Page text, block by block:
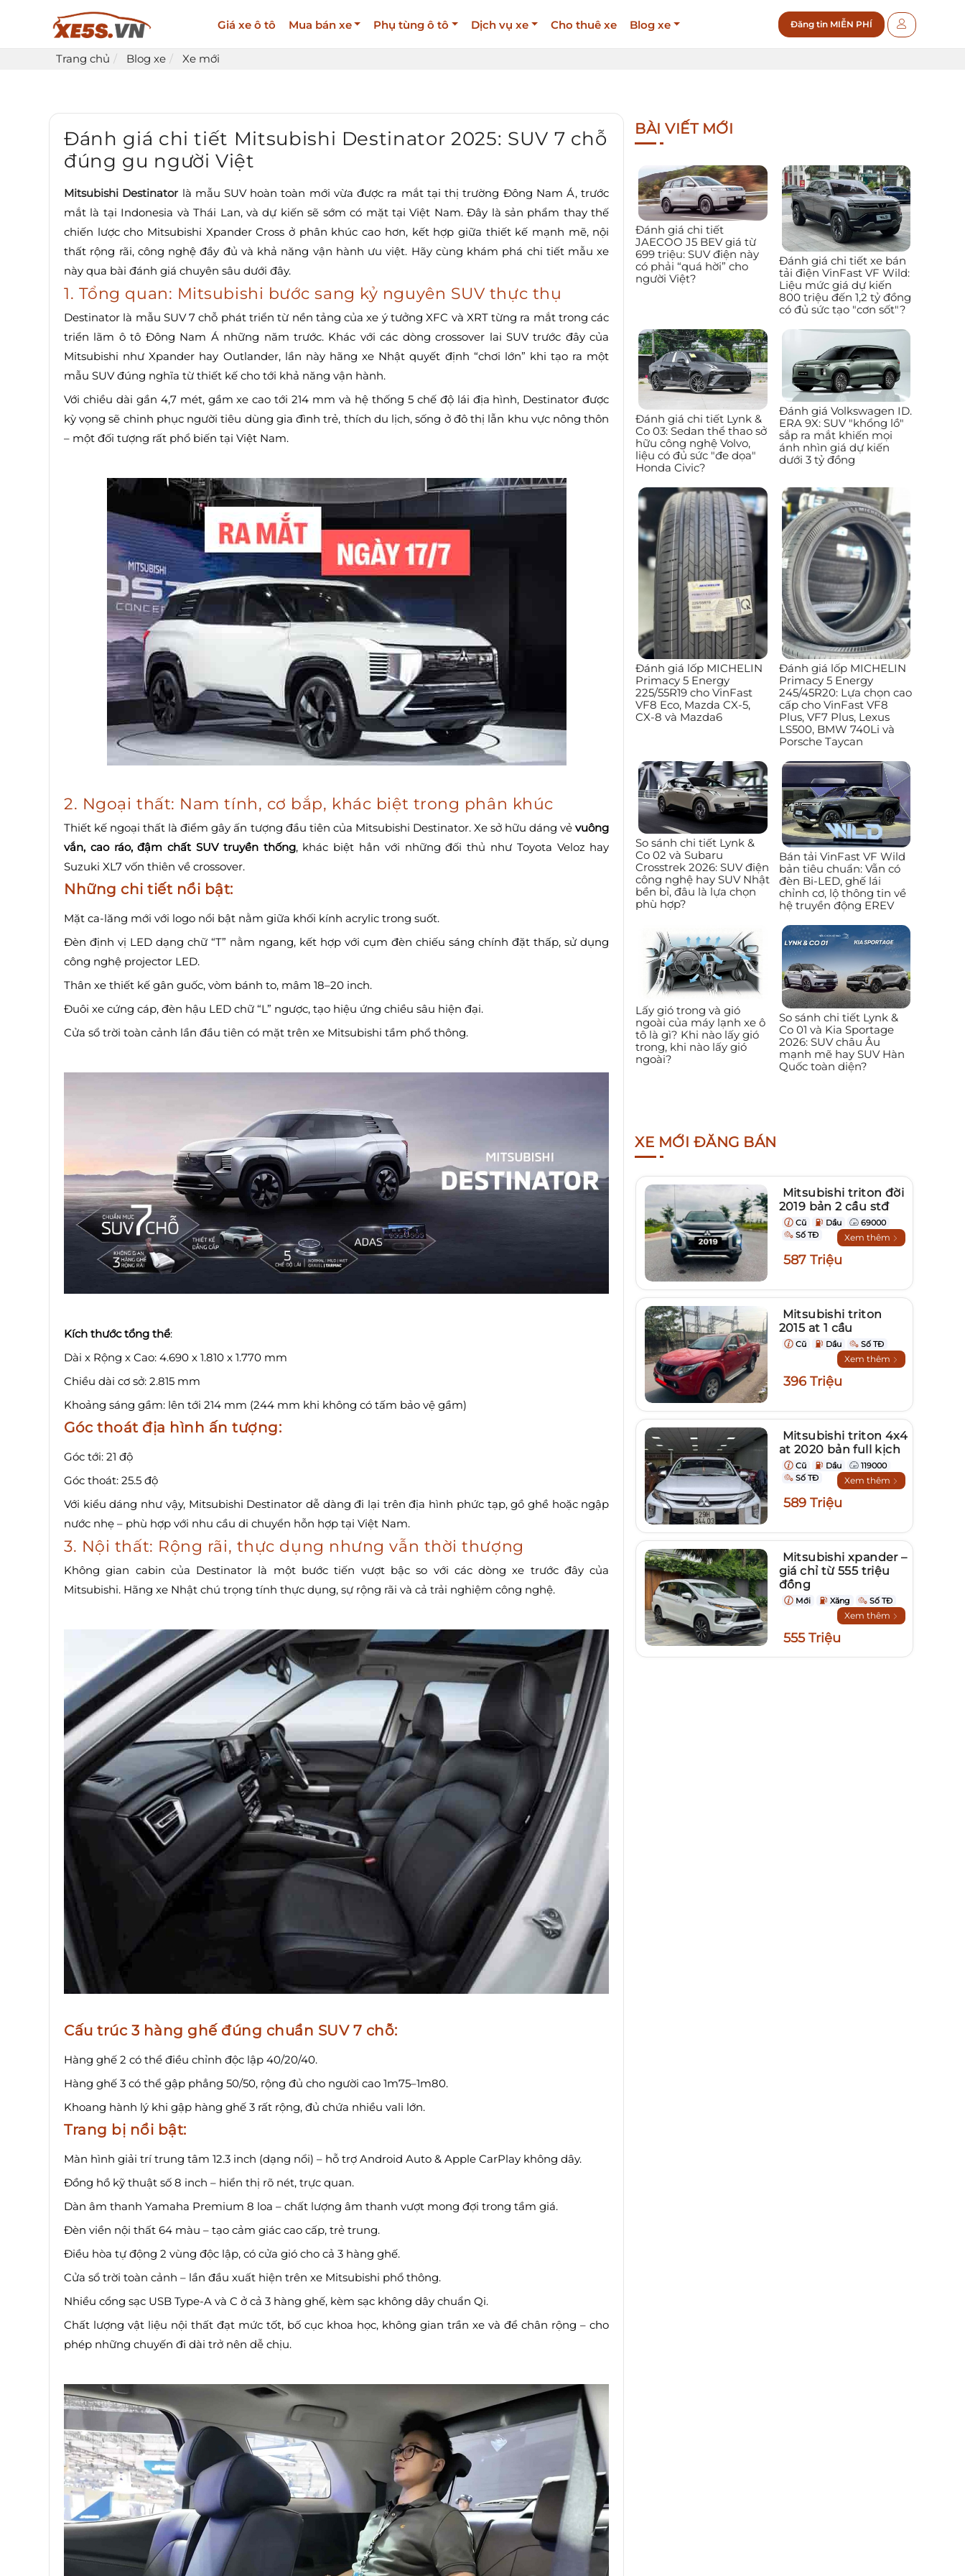
Giá xe ô tô Mua bán xe Phụ tùng ô tô Dịch vụ xe Cho thuê xe Blog xe Đăng tin MIỄN PHÍ
Trang chủ Blog xe Xe mới
Đánh giá chi tiết Mitsubishi Destinator 2025: SUV 7 chỗ
đúng gu người Việt
Mitsubishi Destinator là mẫu SUV hoàn toàn mới vừa được ra mắt tại thị trường Đông Nam Á, trước
mắt là tại Indonesia và Thái Lan, và dự kiến sẽ sớm có mặt tại Việt Nam. Đây là sản phẩm thay thế
chiến lược cho Mitsubishi Xpander Cross ở phân khúc cao hơn, kết hợp giữa thiết kế mạnh mẽ, nội
thất rộng rãi, công nghệ đầy đủ và khả năng vận hành ưu việt. Hãy cùng khám phá chi tiết mẫu xe
này qua bài đánh giá chuyên sâu dưới đây.
1. Tổng quan: Mitsubishi bước sang kỷ nguyên SUV thực thụ
Destinator là mẫu SUV 7 chỗ phát triển từ nền tảng của xe ý tưởng XFC và XRT từng ra mắt trong các
triển lãm ô tô Đông Nam Á những năm trước. Khác với các dòng crossover lai SUV trước đây của
Mitsubishi như Xpander hay Outlander, lần này hãng xe Nhật quyết định “chơi lớn” khi tạo ra một
mẫu SUV đúng nghĩa từ thiết kế cho tới khả năng vận hành.
Với chiều dài gần 4,7 mét, gầm xe cao tới 214 mm và hệ thống 5 chế độ lái địa hình, Destinator được
kỳ vọng sẽ chinh phục người tiêu dùng gia đình trẻ, thích du lịch, sống ở đô thị lẫn khu vực nông thôn
– một đối tượng rất phổ biến tại Việt Nam.
2. Ngoại thất: Nam tính, cơ bắp, khác biệt trong phân khúc
Thiết kế ngoại thất là điểm gây ấn tượng đầu tiên của Mitsubishi Destinator. Xe sở hữu dáng vẻvuông
vắn, cao ráo, đậm chất SUV truyền thống, khác biệt hẳn với những đối thủ như Toyota Veloz hay
Suzuki XL7 vốn thiên về crossover.
Những chi tiết nổi bật:
Mặt ca-lăng mới với logo nổi bật nằm giữa khối kính acrylic trong suốt.
Đèn định vị LED dạng chữ “T” nằm ngang, kết hợp với cụm đèn chiếu sáng chính đặt thấp, sử dụng
công nghệ projector LED.
Thân xe thiết kế gân guốc, vòm bánh to, mâm 18–20 inch.
Đuôi xe cứng cáp, đèn hậu LED chữ “L” ngược, tạo hiệu ứng chiều sâu hiện đại.
Cửa sổ trời toàn cảnh lần đầu tiên có mặt trên xe Mitsubishi tầm phổ thông.
Kích thước tổng thể:
Dài x Rộng x Cao: 4.690 x 1.810 x 1.770 mm
Chiều dài cơ sở: 2.815 mm
Khoảng sáng gầm: lên tới 214 mm (244 mm khi không có tấm bảo vệ gầm)
Góc thoát địa hình ấn tượng:
Góc tới: 21 độ
Góc thoát: 25.5 độ
Với kiểu dáng như vậy, Mitsubishi Destinator dễ dàng đi lại trên địa hình phức tạp, gồ ghề hoặc ngập
nước nhẹ – phù hợp với nhu cầu di chuyển hỗn hợp tại Việt Nam.
3. Nội thất: Rộng rãi, thực dụng nhưng vẫn thời thượng
Không gian cabin của Destinator là một bước tiến vượt bậc so với các dòng xe trước đây của
Mitsubishi. Hãng xe Nhật chú trọng tính thực dụng, sự rộng rãi và cả trải nghiệm công nghệ.
Cấu trúc 3 hàng ghế đúng chuẩn SUV 7 chỗ:
Hàng ghế 2 có thể điều chỉnh độc lập 40/20/40.
Hàng ghế 3 có thể gập phẳng 50/50, rộng đủ cho người cao 1m75–1m80.
Khoang hành lý khi gập hàng ghế 3 rất rộng, đủ chứa nhiều vali lớn.
Trang bị nổi bật:
Màn hình giải trí trung tâm 12.3 inch (dạng nổi) – hỗ trợ Android Auto & Apple CarPlay không dây.
Đồng hồ kỹ thuật số 8 inch – hiển thị rõ nét, trực quan.
Dàn âm thanh Yamaha Premium 8 loa – chất lượng âm thanh vượt mong đợi trong tầm giá.
Đèn viền nội thất 64 màu – tạo cảm giác cao cấp, trẻ trung.
Điều hòa tự động 2 vùng độc lập, có cửa gió cho cả 3 hàng ghế.
Cửa sổ trời toàn cảnh – lần đầu xuất hiện trên xe Mitsubishi phổ thông.
Nhiều cổng sạc USB Type-A và C ở cả 3 hàng ghế, kèm sạc không dây chuẩn Qi.
Chất lượng vật liệu nội thất đạt mức tốt, bố cục khoa học, không gian trần xe và để chân rộng – cho
phép những chuyến đi dài trở nên dễ chịu.
BÀI VIẾT MỚI
Đánh giá chi tiết
JAECOO J5 BEV giá từ
699 triệu: SUV điện này
có phải “quá hời” cho
người Việt?
Đánh giá chi tiết xe bán
tải điện VinFast VF Wild:
Liệu mức giá dự kiến
800 triệu đến 1,2 tỷ đồng
có đủ sức tạo "cơn sốt"?
Đánh giá chi tiết Lynk &
Co 03: Sedan thể thao sở
hữu công nghệ Volvo,
liệu có đủ sức "đe dọa"
Honda Civic?
Đánh giá Volkswagen ID.
ERA 9X: SUV "khổng lồ"
sắp ra mắt khiến mọi
ánh nhìn giá dự kiến
dưới 3 tỷ đồng
Đánh giá lốp MICHELIN
Primacy 5 Energy
225/55R19 cho VinFast
VF8 Eco, Mazda CX-5,
CX-8 và Mazda6
Đánh giá lốp MICHELIN
Primacy 5 Energy
245/45R20: Lựa chọn cao
cấp cho VinFast VF8
Plus, VF7 Plus, Lexus
LS500, BMW 740Li và
Porsche Taycan
So sánh chi tiết Lynk &
Co 02 và Subaru
Crosstrek 2026: SUV điện
công nghệ hay SUV Nhật
bền bỉ, đâu là lựa chọn
phù hợp?
Bán tải VinFast VF Wild
bản tiêu chuẩn: Vẫn có
đèn Bi-LED, ghế lái
chỉnh cơ, lộ thông tin về
hệ truyền động EREV
Lấy gió trong và gió
ngoài của máy lạnh xe ô
tô là gì? Khi nào lấy gió
trong, khi nào lấy gió
ngoài?
So sánh chi tiết Lynk &
Co 01 và Kia Sportage
2026: SUV châu Âu
mạnh mẽ hay SUV Hàn
Quốc toàn diện?
XE MỚI ĐĂNG BÁN
Mitsubishi triton đời
2019 bản 2 cầu stđ
Cũ Dầu
69000
Số TĐ
Xem thêm
587 Triệu
Mitsubishi triton
2015 at 1 cầu
Cũ Dầu Số TĐ
Xem thêm
396 Triệu
Mitsubishi triton 4x4
at 2020 bản full kịch
Cũ Dầu
119000
Số TĐ
Xem thêm
589 Triệu
Mitsubishi xpander –
giá chỉ từ 555 triệu
đồng
Mới Xăng Số TĐ
Xem thêm
555 Triệu